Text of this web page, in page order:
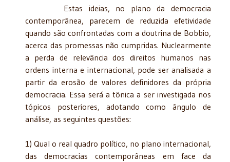
Estas ideias, no plano da democracia
contemporânea, parecem de reduzida efetividade
quando são confrontadas com a doutrina de Bobbio,
acerca das promessas não cumpridas. Nuclearmente
a perda de relevância dos direitos humanos nas
ordens interna e internacional, pode ser analisada a
partir da erosão de valores definidores da própria
democracia. Essa será a tônica a ser investigada nos
tópicos posteriores, adotando como ângulo de
análise, as seguintes questões:
1) Qual o real quadro político, no plano internacional,
das democracias contemporâneas em face da